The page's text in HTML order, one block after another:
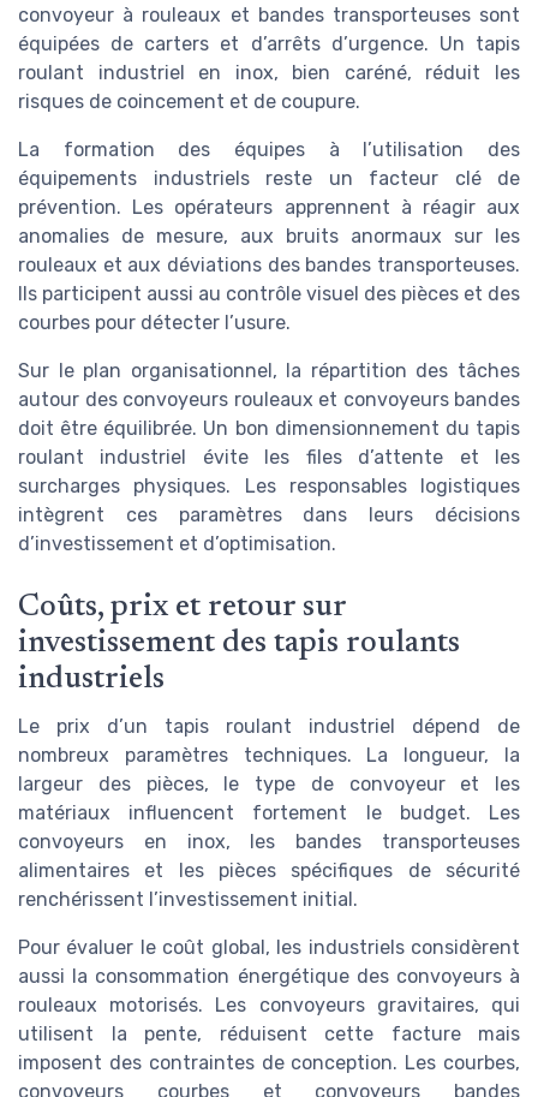
convoyeur à rouleaux et bandes transporteuses sont
équipées de carters et d’arrêts d’urgence. Un tapis
roulant industriel en inox, bien caréné, réduit les
risques de coincement et de coupure.
La formation des équipes à l’utilisation des
équipements industriels reste un facteur clé de
prévention. Les opérateurs apprennent à réagir aux
anomalies de mesure, aux bruits anormaux sur les
rouleaux et aux déviations des bandes transporteuses.
Ils participent aussi au contrôle visuel des pièces et des
courbes pour détecter l’usure.
Sur le plan organisationnel, la répartition des tâches
autour des convoyeurs rouleaux et convoyeurs bandes
doit être équilibrée. Un bon dimensionnement du tapis
roulant industriel évite les files d’attente et les
surcharges physiques. Les responsables logistiques
intègrent ces paramètres dans leurs décisions
d’investissement et d’optimisation.
Coûts, prix et retour sur
investissement des tapis roulants
industriels
Le prix d’un tapis roulant industriel dépend de
nombreux paramètres techniques. La longueur, la
largeur des pièces, le type de convoyeur et les
matériaux influencent fortement le budget. Les
convoyeurs en inox, les bandes transporteuses
alimentaires et les pièces spécifiques de sécurité
renchérissent l’investissement initial.
Pour évaluer le coût global, les industriels considèrent
aussi la consommation énergétique des convoyeurs à
rouleaux motorisés. Les convoyeurs gravitaires, qui
utilisent la pente, réduisent cette facture mais
imposent des contraintes de conception. Les courbes,
convoyeurs courbes et convoyeurs bandes